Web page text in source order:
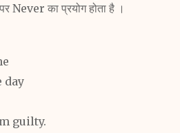
का प्रयोग होता है ।
day
guilty.